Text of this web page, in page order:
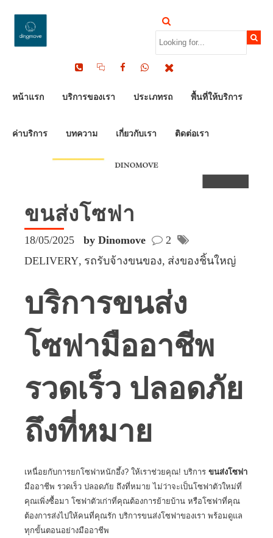
หน้าแรก บริการของเรา ประเภทรถ พื้นที่ให้บริการ
ค่าบริการ บทความ เกี่ยวกับเรา ติดต่อเรา
ขนส่งโซฟา
18/05/2025 by Dinomove
2
DELIVERY รถรับจ้างขนของ ส่งของชิ้นใหญ่
บริการขนส่ง
โซฟามืออาชีพ
รวดเร็ว ปลอดภัย
ถึงที่หมาย
เหนื่อยกับการยกโซฟาหนักอึ้ง? ให้เราช่วยคุณ! บริการ ขนส่งโซฟา
มืออาชีพ รวดเร็ว ปลอดภัย ถึงที่หมาย ไม่ว่าจะเป็นโซฟาตัวใหม่ที่
คุณเพิ่งซื้อมา โซฟาตัวเก่าที่คุณต้องการย้ายบ้าน หรือโซฟาที่คุณ
ต้องการส่งไปให้คนที่คุณรัก บริการขนส่งโซฟาของเรา พร้อมดูแล
ทุกขั้นตอนอย่างมืออาชีพ